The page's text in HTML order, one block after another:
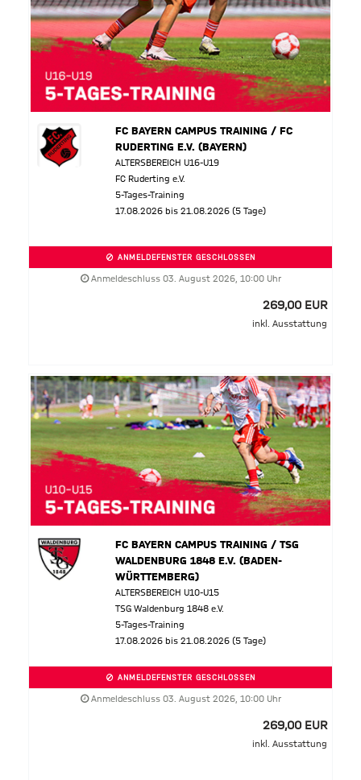
FC BAYERN CAMPUS TRAINING / FC
RUDERTING E.V. (BAYERN)
ALTERSBEREICH U16-U19
FC Ruderting e.V.
5-Tages-Training
17.08.2026 bis 21.08.2026 (5 Tage)
ANMELDEFENSTER GESCHLOSSEN
Anmeldeschluss 03. August 2026, 10:00 Uhr
269,00 EUR
inkl. Ausstattung
FC BAYERN CAMPUS TRAINING / TSG
WALDENBURG 1848 E.V. (BADEN-
WÜRTTEMBERG)
ALTERSBEREICH U10-U15
TSG Waldenburg 1848 e.V.
5-Tages-Training
17.08.2026 bis 21.08.2026 (5 Tage)
ANMELDEFENSTER GESCHLOSSEN
Anmeldeschluss 03. August 2026, 10:00 Uhr
269,00 EUR
inkl. Ausstattung